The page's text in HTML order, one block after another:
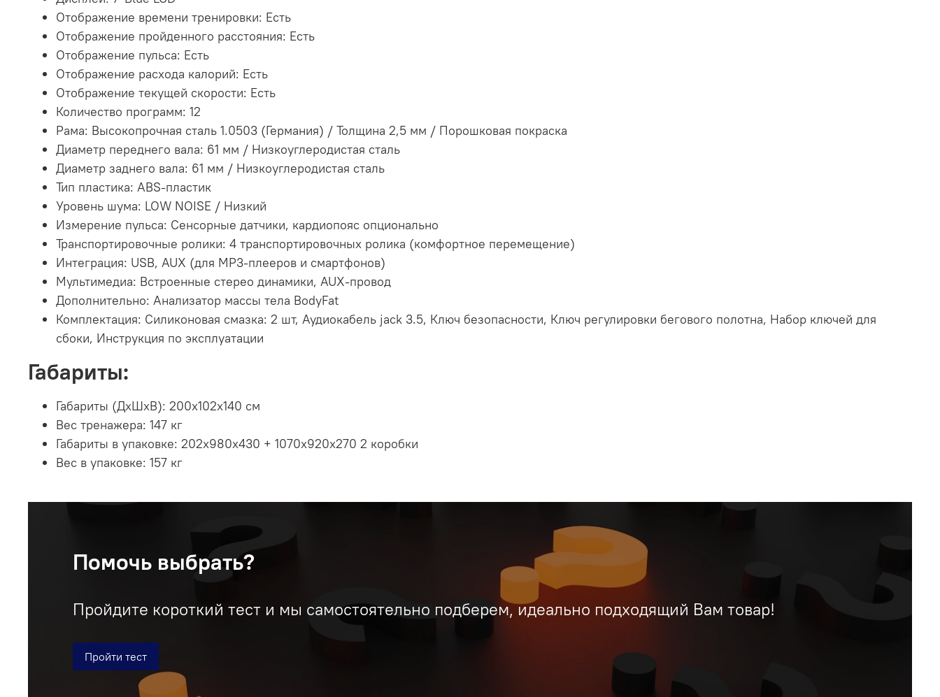
Отображение времени тренировки: Есть
Отображение пройденного расстояния: Есть
Отображение пульса: Есть
Отображение расхода калорий: Есть
Отображение текущей скорости: Есть
Количество программ: 12
Рама: Высокопрочная сталь 1.0503 (Германия) / Толщина 2,5 мм / Порошковая покраска
Диаметр переднего вала: 61 мм / Низкоуглеродистая сталь
Диаметр заднего вала: 61 мм / Низкоуглеродистая сталь
Тип пластика: ABS-пластик
Уровень шума: LOW NOISE / Низкий
Измерение пульса: Сенсорные датчики, кардиопояс опционально
Транспортировочные ролики: 4 транспортировочных ролика (комфортное перемещение)
Интеграция: USB, AUX (для MP3-плееров и смартфонов)
Мультимедиа: Встроенные стерео динамики, AUX-провод
Дополнительно: Анализатор массы тела BodyFat
Комплектация: Силиконовая смазка: 2 шт, Аудиокабель jack 3.5, Ключ безопасности, Ключ регулировки бегового полотна, Набор ключей для
сбоки, Инструкция по эксплуатации
Габариты:
Габариты (ДхШхВ): 200х102х140 см
Вес тренажера: 147 кг
Габариты в упаковке: 202х980х430 + 1070х920х270 2 коробки
Вес в упаковке: 157 кг
Помочь выбрать?
Пройдите короткий тест и мы самостоятельно подберем, идеально подходящий Вам товар!
Пройти тест